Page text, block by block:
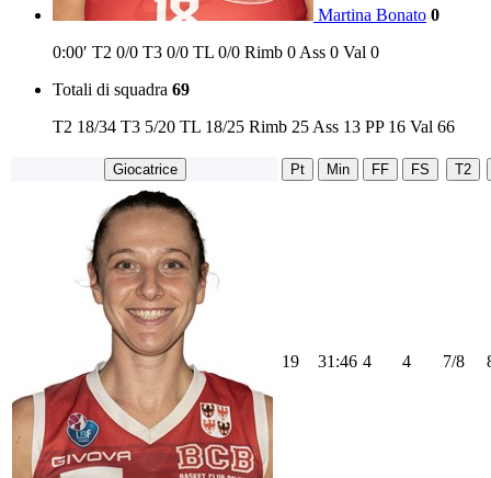
Martina Bonato 0
0:00′ T2 0/0 T3 0/0 TL 0/0 Rimb 0 Ass 0 Val 0
Totali di squadra 69
T2 18/34 T3 5/20 TL 18/25 Rimb 25 Ass 13 PP 16 Val 66
Giocatrice Pt Min FF FS T2
19 31:46 4 4 7/8